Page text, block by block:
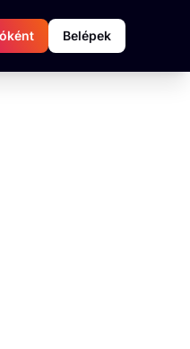
Belépek